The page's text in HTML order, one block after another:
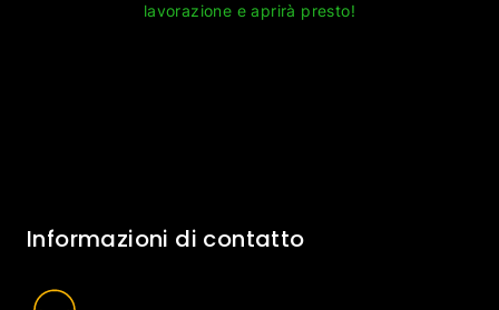
lavorazione e aprirà presto!
Informazioni di contatto